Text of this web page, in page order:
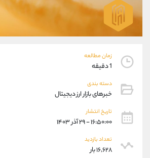
زمان مطالعه
1 دقیقه
دسته بندی
خبرهای بازار ارز دیجیتال
تاریخ انتشار
۱۶:۵۰:۰۰ - ۲۹ آذر ۱۴۰۳
تعداد بازدید
۱۶,۶۲۸ بار
واتساپ
تلگرام
پشتیبان فروش
موبایل
واتساپ
تلگرام
داخلی
اطلاعات تماس